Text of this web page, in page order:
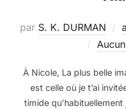
par S. K. DURMAN
À Nicole, La plus belle
est celle où je t’ai
timide